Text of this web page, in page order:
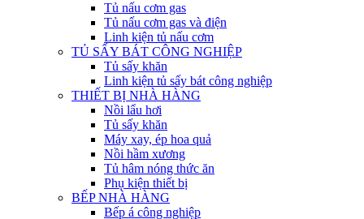
Tủ nấu cơm gas
Tủ nấu cơm gas và điện
Linh kiện tủ nấu cơm
TỦ SẤY BÁT CÔNG NGHIỆP
Tủ sấy khăn
Linh kiện tủ sấy bát công nghiệp
THIẾT BỊ NHÀ HÀNG
Nồi lẩu hơi
Tủ sấy khăn
Máy xay, ép hoa quả
Nồi hầm xương
Tủ hâm nóng thức ăn
Phụ kiện thiết bị
BẾP NHÀ HÀNG
Bếp á công nghiệp